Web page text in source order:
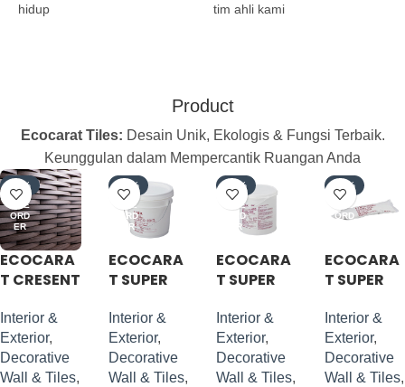
hidup
tim ahli kami
Product
Ecocarat Tiles: Desain Unik, Ekologis & Fungsi Terbaik.
Keunggulan dalam Mempercantik Ruangan Anda
-40%
PRE
ORD
ER
ECOCARA
T CRESENT
Interior &
Exterior,
Decorative
Wall & Tiles,
-40%
PRE
ORD
ER
ECOCARA
T SUPER
20KG
Interior &
Exterior,
Decorative
Wall & Tiles,
-40%
PRE
ORD
ER
ECOCARA
T SUPER
5 KG
Interior &
Exterior,
Decorative
Wall & Tiles,
-40%
PRE
ORD
ECOCARA
T SUPER
Interior &
Exterior,
Decorative
Wall & Tiles,